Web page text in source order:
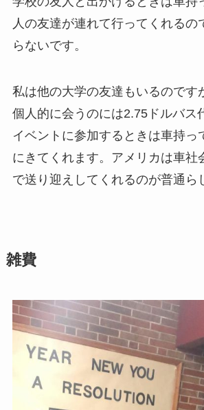
人の友達が連れて行ってくれるの
らないです。
私は他の大学の友達もいるのです
個人的に会うのには2.75ドルバス
イベントに参加するときは車持っ
にきてくれます。アメリカは車社
で送り迎えしてくれるのが普通ら
雑費